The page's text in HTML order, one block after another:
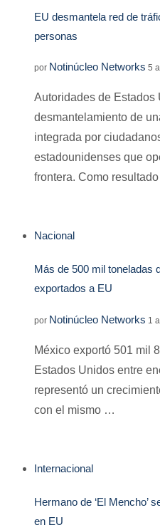
EU desmantela red de
personas
por Notinúcleo Networks 5
Autoridades de Estados
desmantelamiento de
integrada por
estadounidenses que
frontera. Como
Nacional
Más de 500 mil toneladas
exportados a EU
por Notinúcleo Networks 1
México exportó 501 mil
Estados Unidos entre
representó un
con el mismo …
Internacional
Hermano de ‘El Mencho’
en EU